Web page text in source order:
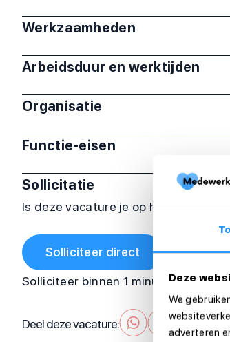
Deze
We
adverteren
Werkzaamheden
Arbeidsduur en werktijden
Organisatie
Functie-eisen
Sollicitatie
Is deze vacature je op het lijf
Solliciteer direct
Solliciteer binnen 1 minuut
Deel deze vacature: